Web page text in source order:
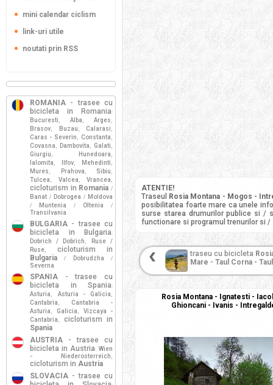
ATENTIE!
Traseul
Rosia Montana - Mogos -
posibilitatea foarte mare ca unele
surse starea drumurilor publice si /
functionare si programul trenurilor si
traseu cu bicicleta
Mare - Taul Corna -
Rosia Montana - Ignatesti -
Ghioncani - Ivanis -
mini calendar ciclism
link-uri utile
noutati prin RSS
ROMANIA - trasee cu
bicicleta in Romania:
Bucuresti , Alba , Arges ,
Brasov, Buzau , Calarasi ,
Caras - Severin , Constanta ,
Covasna , Dambovita , Galati ,
Giurgiu , Hunedoara ,
Ialomita , Ilfov, Mehedinti ,
Mures , Prahova , Sibiu ,
Tulcea , Valcea , Vrancea ,
cicloturism in Romania /
Banat / Dobrogea / Moldova
/ Muntenia / Oltenia /
Transilvania
BULGARIA - trasee cu
bicicleta in Bulgaria:
Dobrich / Dobrich ,
Ruse /
Ruse,
cicloturism in
Bulgaria
/ Dobrudzha /
Severna
SPANIA - trasee cu
bicicleta in Spania:
Asturia , Asturia - Galicia ,
Cantabria ,
Cantabria -
Asturia , Galicia ,
Vizcaya -
Cantabria ,
cicloturism in
Spania
AUSTRIA - trasee cu
bicicleta in Austria: Wien
- Niederosterreich ,
cicloturism in Austria
SLOVACIA - trasee cu